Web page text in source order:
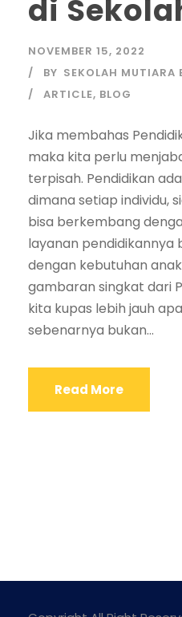
di
NOVEMBER 15, 2022
BY SEKOLAH MUTIARA
ARTICLE, BLOG
Jika membahas
maka kita perlu
terpisah. Pendidikan
dimana setiap individu,
bisa berkembang
layanan pendidikannya
dengan kebutuhan
gambaran singkat dari
kita kupas lebih jauh
sebenarnya bukan...
Read More